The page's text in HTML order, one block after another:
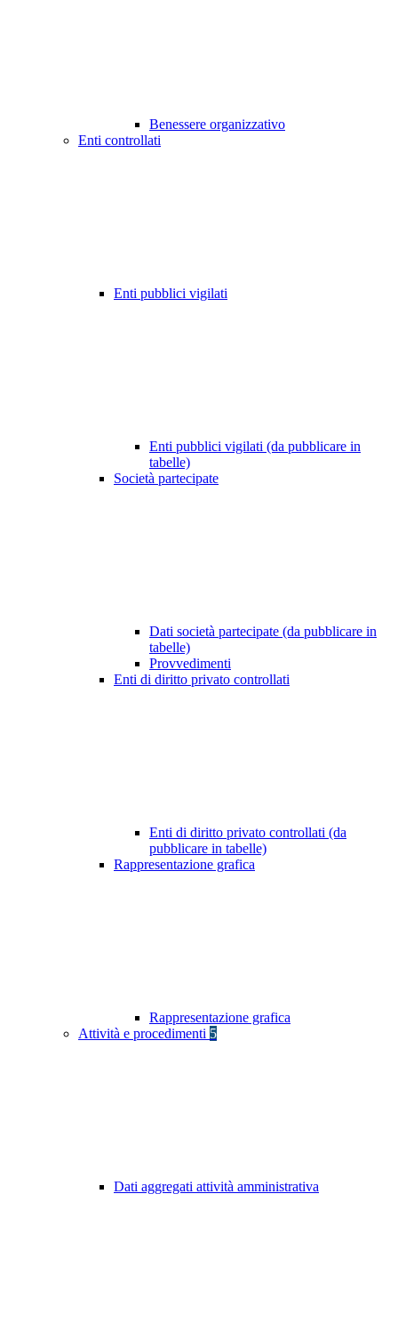
Benessere organizzativo
Enti controllati
Enti pubblici vigilati
Enti pubblici vigilati (da pubblicare in
tabelle)
Società partecipate
Dati società partecipate (da pubblicare in
tabelle)
Provvedimenti
Enti di diritto privato controllati
Enti di diritto privato controllati (da
pubblicare in tabelle)
Rappresentazione grafica
Rappresentazione grafica
Attività e procedimenti 5
Dati aggregati attività amministrativa